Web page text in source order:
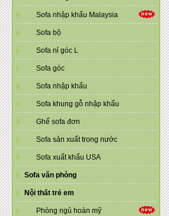
Sofa nhập khẩu Malaysia
Sofa bộ
Sofa nỉ góc L
Sofa góc
Sofa nhập khẩu
Sofa khung gỗ nhập khẩu
Ghế sofa đơn
Sofa sản xuất trong nước
Sofa xuất khẩu USA
Sofa văn phòng
Nội thất trẻ em
Phòng ngủ hoàn mỹ